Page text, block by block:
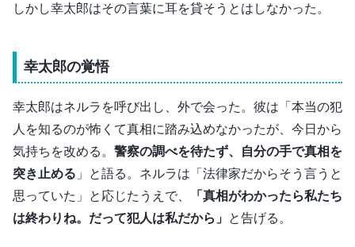
しかし幸太郎はその言葉に耳を貸そうとはしなかった。
幸太郎の覚悟
幸太郎はネルラを呼び出し、外で会った。彼は「本当の犯
人を知るのが怖くて真相に踏み込めなかったが、今日から
気持ちを改める。 警察の調べを待たず、自分の手で真相を
突き止める 」と語る。ネルラは「法律家だからそう言うと
思っていた」と応じたうえで、
「真相がわかったら私たち
は終わりね。だって犯人は私だから」 と告げる。